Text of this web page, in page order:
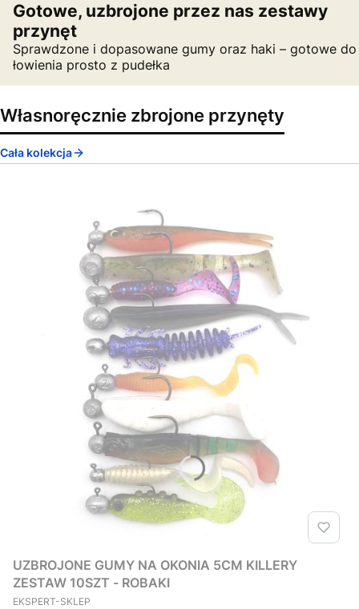
Gotowe, uzbrojone przez nas zestawy
przynęt
Sprawdzone i dopasowane gumy oraz haki – gotowe do
łowienia prosto z pudełka
Własnoręcznie zbrojone przynęty
Cała kolekcja
UZBROJONE GUMY NA OKONIA 5CM KILLERY
ZESTAW 10SZT - ROBAKI
PRODUCENT
EKSPERT-SKLEP